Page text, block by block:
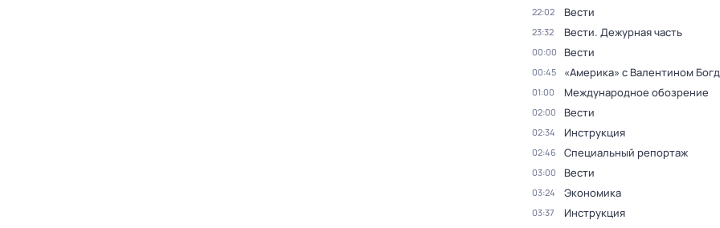
22:02 Вести
23:32 Вести. Дежурная часть
00:00 Вести
00:45 «Америка» с Валентином
01:00 Международное обозрение
02:00 Вести
02:34 Инструкция
02:46 Специальный репортаж
03:00 Вести
03:24 Экономика
03:37 Инструкция